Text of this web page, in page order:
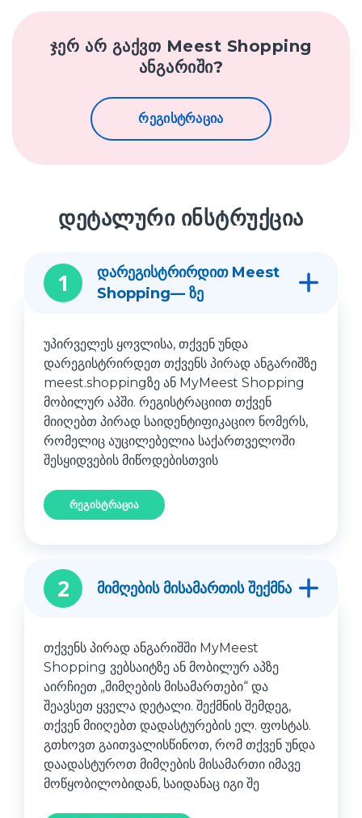
ჯერ არ გაქვთ Meest Shopping
ანგარიში?
რეგისტრაცია
დეტალური ინსტრუქცია
1
დარეგისტრირდით Meest
Shopping— ზე
უპირველეს ყოვლისა, თქვენ უნდა
დარეგისტრირდეთ თქვენს პირად ანგარიშზე
meest.shoppingზე ან MyMeest Shopping
მობილურ აპში. რეგისტრაციით თქვენ
მიიღებთ პირად საიდენტიფიკაციო ნომერს,
რომელიც აუცილებელია საქართველოში
შესყიდვების მიწოდებისთვის
რეგისტრაცია
2 მიმღების მისამართის შექმნა
თქვენს პირად ანგარიშში MyMeest
Shopping ვებსაიტზე ან მობილურ აპზე
აირჩიეთ „მიმღების მისამართები“ და
შეავსეთ ყველა დეტალი. შექმნის შემდეგ,
თქვენ მიიღებთ დადასტურების ელ. ფოსტას.
გთხოვთ გაითვალისწინოთ, რომ თქვენ უნდა
დაადასტუროთ მიმღების მისამართი იმავე
მოწყობილობიდან, საიდანაც იგი შე